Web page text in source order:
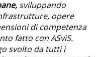
sviluppando
opere
di competenza
fatto con ASviS.
svolto da tutti i